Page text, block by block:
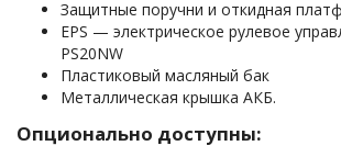
Защитные поручни и откидная
EPS — электрическое рулевое
PS20NW
Пластиковый масляный бак
Металлическая крышка АКБ.
Опционально доступны: